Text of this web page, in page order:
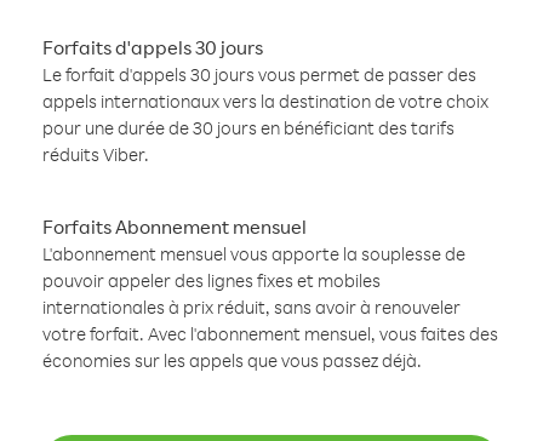
Forfaits d'appels 30 jours
Le forfait d'appels 30 jours vous permet de passer des
appels internationaux vers la destination de votre choix
pour une durée de 30 jours en bénéficiant des tarifs
réduits Viber.
Forfaits Abonnement mensuel
L'abonnement mensuel vous apporte la souplesse de
pouvoir appeler des lignes fixes et mobiles
internationales à prix réduit, sans avoir à renouveler
votre forfait. Avec l'abonnement mensuel, vous faites des
économies sur les appels que vous passez déjà.